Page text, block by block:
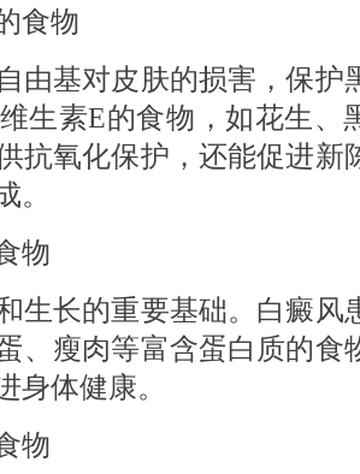
食物
基对皮肤的损害，保护
生素E的食物，如花生、
抗氧化保护，还能促进新
。
物
长的重要基础。白癜风
、瘦肉等富含蛋白质的食
身体健康。
物